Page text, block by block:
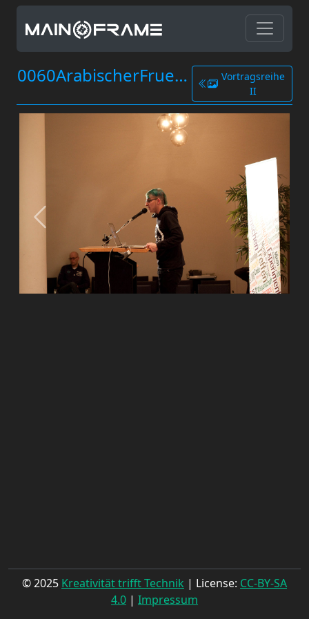
0060ArabischerFruehling.jpg
Vortragsreihe
II
© 2025 Kreativität trifft Technik | License: CC-BY-SA
4.0 | Impressum